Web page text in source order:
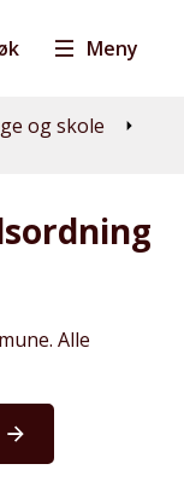
Meny
og skole
Alle